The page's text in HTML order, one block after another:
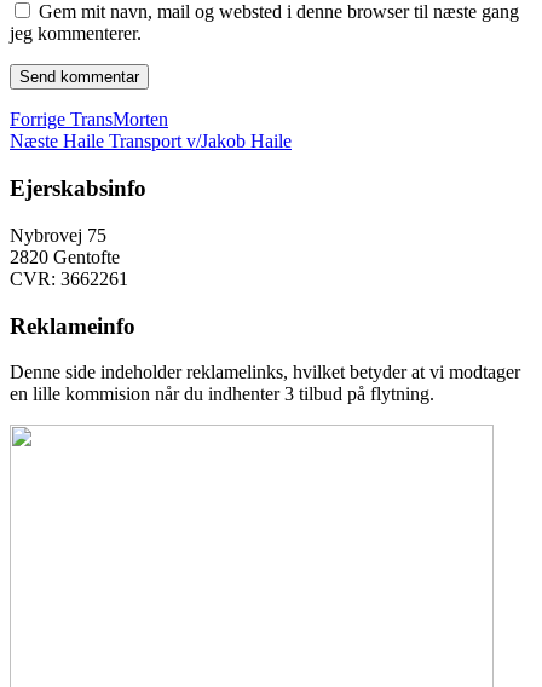
Gem mit navn, mail og websted i denne browser til næste gang
jeg kommenterer.
Indlægsnavigation
Forrige Forrige
indlæg:
TransMorten
Næste Næste
Haile Transport v/Jakob Haile
Ejerskabsinfo
Nybrovej 75
2820 Gentofte
CVR: 3662261
Reklameinfo
Denne side indeholder reklamelinks, hvilket betyder at vi modtager
en lille kommision når du indhenter 3 tilbud på flytning.